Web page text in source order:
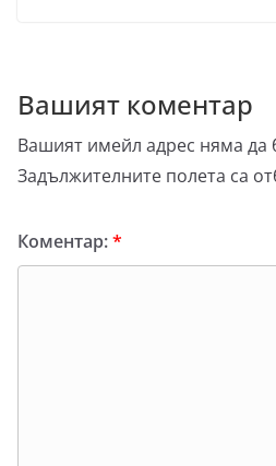
Вашият коментар
Вашият имейл адрес няма да
Задължителните полета са
Коментар:*